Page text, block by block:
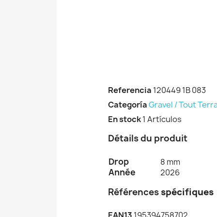
Referencia 120449 1B 083
CategoríaGravel / Tout
En stock1 Artículos
Détails du produit
Drop 8 mm
Année 2026
Références spécifiques